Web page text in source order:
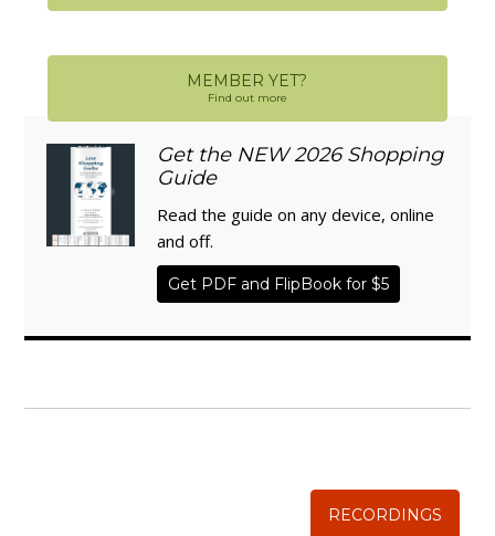
MEMBER YET?
Find out more
Get the NEW 2026 Shopping
Guide
Read the guide on any device, online
and off.
Get PDF and FlipBook for $5
RECORDINGS